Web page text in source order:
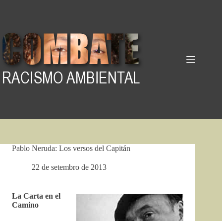
Pablo Neruda: Los versos del Capitán
22 de setembro de 2013
La Carta en el
Camino